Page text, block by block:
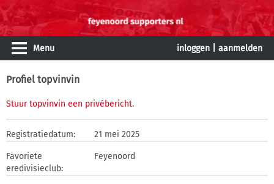
Menu inloggen aanmelden
Profiel topvinvin
Stuur topvinvin een privébericht.
Registratiedatum: 21 mei 2025
Favoriete
eredivisieclub:
Feyenoord